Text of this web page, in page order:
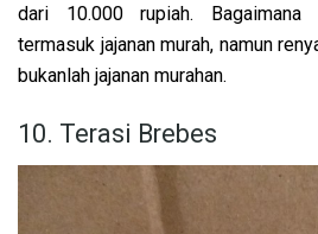
dari 10.000 rupiah.
termasuk jajanan murah, namun
bukanlah jajanan murahan.
10. Terasi Brebes